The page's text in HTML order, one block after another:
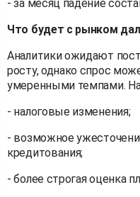
- за месяц падение
Что будет с рынком
Аналитики ожидают
росту, однако спрос
умеренными темпами. На
- налоговые изменения;
- возможное
кредитования;
- более строгая оценка